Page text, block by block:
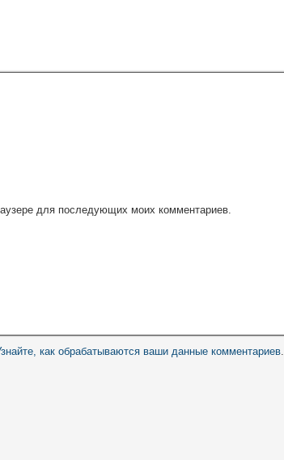
для последующих моих комментариев.
как обрабатываются ваши данные комментариев.